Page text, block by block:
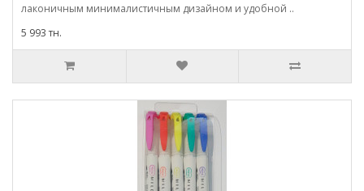
лаконичным минималистичным дизайном и удобной ..
5 993 тн.